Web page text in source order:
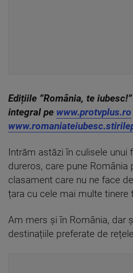
Edițiile ”România, te
integral pe www.protvplus.ro
Intrăm astăzi în culisele
dureros, care pune România
clasament care nu ne face
țara cu cele mai multe tinere
Am mers și în România, dar
destinațiile preferate de